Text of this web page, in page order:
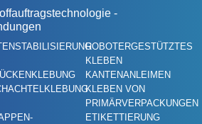
-
ROBOTERGESTÜTZTES
KLEBEN
KANTENANLEIMEN
KLEBEN VON
PRIMÄRVERPACKUNGEN
ETIKETTIERUNG